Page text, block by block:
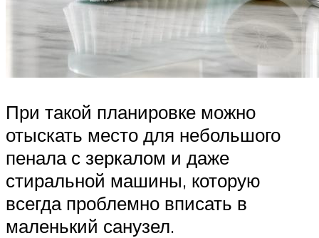
При такой планировке можно
отыскать место для небольшого
пенала с зеркалом и даже
стиральной машины, которую
всегда проблемно вписать в
маленький санузел.